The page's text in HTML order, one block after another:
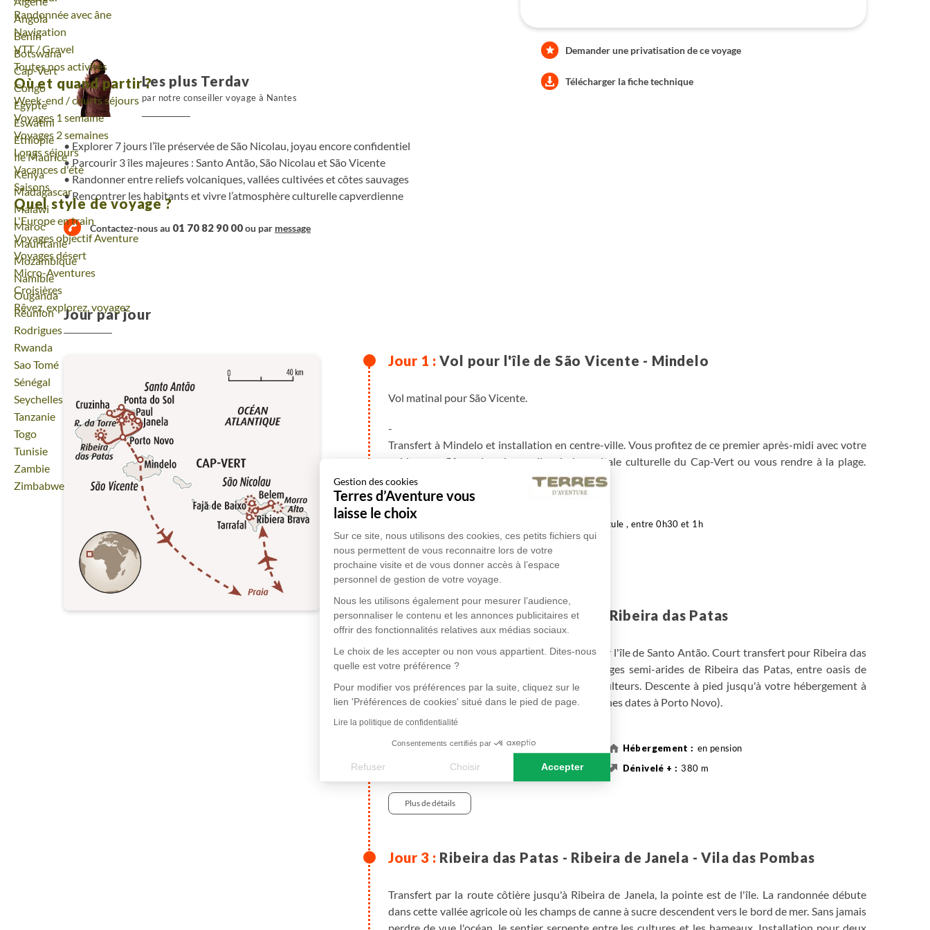
Gestion des cookies
Terres d’Aventure vous
laisse le choix
Sur ce site, nous utilisons des cookies, ces petits fichiers qui
nous permettent de vous reconnaitre lors de votre
prochaine visite et de vous donner accès à l’espace
personnel de gestion de votre voyage.
Nous les utilisons également pour mesurer l’audience,
personnaliser le contenu et les annonces publicitaires et
offrir des fonctionnalités relatives aux médias sociaux.
Le choix de les accepter ou non vous appartient. Dites-nous
quelle est votre préférence ?
Pour modifier vos préférences par la suite, cliquez sur le
lien 'Préférences de cookies' situé dans le pied de page.
Lire la politique de confidentialité
Consentements certifiés par
Refuser Choisir Accepter
Axeptio consent
Plateforme de Gestion du Consentement : Personnalisez vos Options
Notre plateforme vous permet d'adapter et de gérer vos paramètres de confidentialité, en garantissant la conformité avec
Voyage
Angola
Voyage
Bénin
Voyage
Botswana
Voyage
Cap-Vert
Voyage
Congo
Voyage
Egypte
Voyage
Eswatini
Voyage
Ethiopie
Voyage
Ile Maurice
Voyage
Kenya
Voyage
Madagascar
Voyage
Malawi
Voyage
Maroc
Voyage
Mauritanie
Voyage
Mozambique
Voyage
Namibie
Voyage
Ouganda
Voyage
Réunion
Voyage
Rodrigues
Voyage
Rwanda
Voyage
Sao Tomé
Voyage
Sénégal
Voyage
Seychelles
Voyage
Tanzanie
Voyage
Togo
Voyage
Tunisie
Voyage
Zambie
Voyage
Zimbabwe
Randonnée avec âne
Navigation
VTT / Gravel
Toutes nos activités
Où et quand partir ?
Week-end / courts séjours
Voyages 1 semaine
Voyages 2 semaines
Longs séjours
Vacances d'été
Saisons
Quel style de voyage ?
L'Europe en train
Voyages objectif Aventure
Voyages désert
Micro-Aventures
Croisières
Rêvez, explorez, voyagez
Les plus Terdav
par notre conseiller voyage à Nantes
Explorer 7 jours l’île préservée de São Nicolau, joyau encore confidentiel
Parcourir 3 îles majeures : Santo Antão, São Nicolau et São Vicente
Randonner entre reliefs volcaniques, vallées cultivées et côtes sauvages
Rencontrer les habitants et vivre l’atmosphère culturelle capverdienne
Contactez-nous au 01 70 82 90 00ou par message
Demander une privatisation de ce voyage
Télécharger la fiche technique
Jour par jour
Vol pour l'île de São Vicente - Mindelo
Vol matinal pour São Vicente.
-
Transfert à Mindelo et installation en centre-ville. Vous profitez de ce premier après-midi avec votre
guide pour flâner dans les ruelles de la capitale culturelle du Cap-Vert ou vous rendre à la plage.
Repas libres.
Véhicule , entre 0h30 et 1h
Mindelo - Santo Antão - Ribeira das Patas
Bateau (1h de traversée) pour Porto Novo, sur l'île de Santo Antão. Court transfert pour Ribeira das
Patas. Randonnée à la découverte des paysages semi-arides de Ribeira das Patas, entre oasis de
cultures, lames basaltiques et villages d'agriculteurs. Descente à pied jusqu'à votre hébergement à
Chã de Morte. Nuit chez l'habitant (ou à certaines dates à Porto Novo).
entre 4h et 4h30
en pension
Petit-déjeuner, Déjeuner, Diner
380 m
Plus de détails
Ribeira das Patas - Ribeira de Janela - Vila das Pombas
Transfert par la route côtière jusqu'à Ribeira de Janela, la pointe est de l'île. La randonnée débute
dans cette vallée agricole où les champs de canne à sucre descendent vers le bord de mer. Sans jamais